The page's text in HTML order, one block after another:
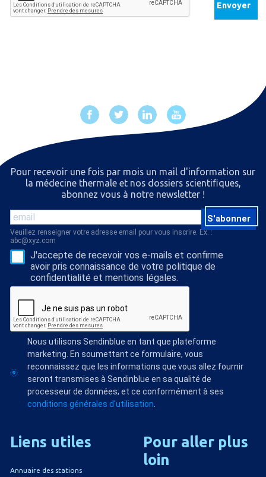
Envoyer
Pour recevoir une fois par mois un mail d'information sur
la médecine thermale et nos dossiers scientiﬁques,
abonnez vous à notre newsletter !
S'abonner
Veuillez renseigner votre adresse email pour vous inscrire. Ex. :
abc@xyz.com
J'accepte de recevoir vos e-mails et confirme
avoir pris connaissance de votre politique de
confidentialité et mentions légales.
Nous utilisons Sendinblue en tant que plateforme
marketing. En soumettant ce formulaire, vous
reconnaissez que les informations que vous allez fournir
seront transmises à Sendinblue en sa qualité de
processeur de données; et ce conformément à ses
conditions générales d'utilisation
Liens utiles
Annuaire des stations
Pour aller plus
loin